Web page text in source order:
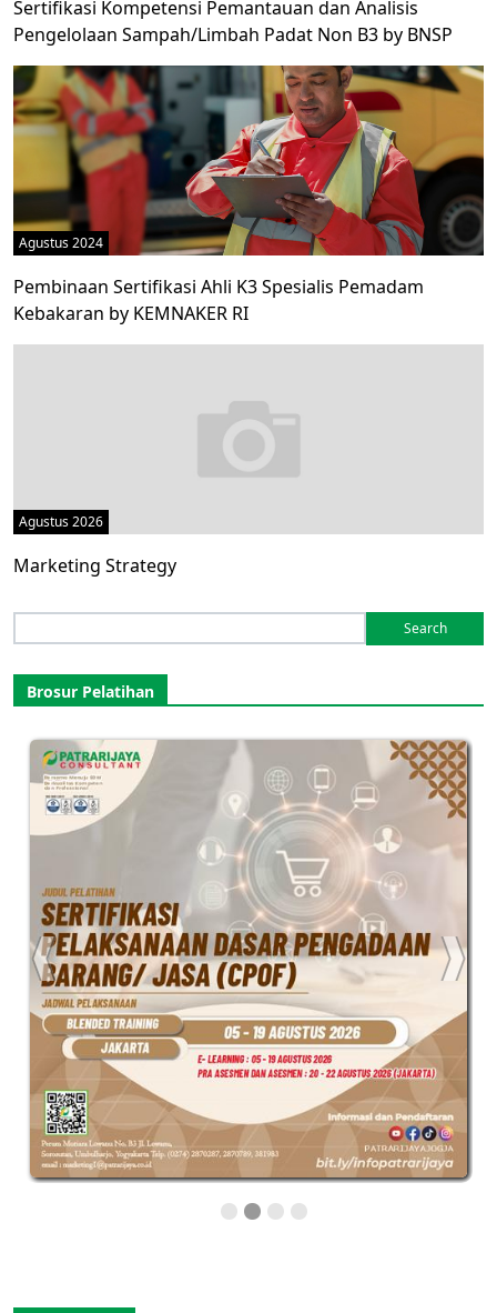
Sertifikasi Kompetensi Pemantauan dan Analisis
Pengelolaan Sampah/Limbah Padat Non B3 by BNSP
Agustus 2024
Pembinaan Sertifikasi Ahli K3 Spesialis Pemadam
Kebakaran by KEMNAKER RI
Agustus 2026
Marketing Strategy
for:
Brosur Pelatihan